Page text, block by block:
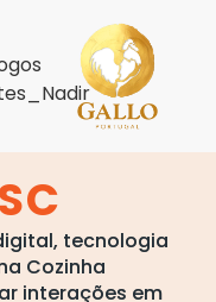
tecnologia
Cozinha
interações em